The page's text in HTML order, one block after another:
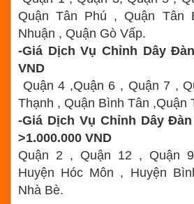
Quận Tân Phú , Quận Tân
Nhuận , Quận Gò Vấp.
-Giá Dịch Vụ Chỉnh Dây
VND
Quận 4 ,Quận 6 , Quận 7 ,
Thạnh , Quận Bình Tân ,Quận
-Giá Dịch Vụ Chỉnh Dây
>1.000.000 VND
Quận 2 , Quận 12 , Quận
Huyện Hóc Môn , Huyện
Nhà Bè.